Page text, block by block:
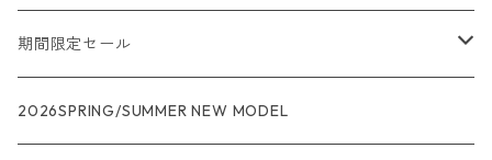
メンズ
R1
ウィメンズ
期間限定セール
★★★
2026SPRING/SUMMER NEW MODEL